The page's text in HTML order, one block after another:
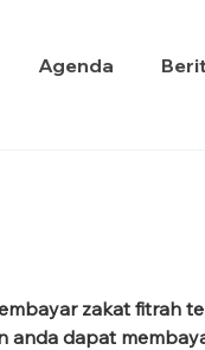
Agenda
zakat fitrah
anda dapat